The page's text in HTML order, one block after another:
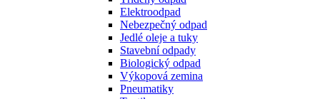
Elektroodpad
Nebezpečný odpad
Jedlé oleje a tuky
Stavební odpady
Biologický odpad
Výkopová zemina
Pneumatiky